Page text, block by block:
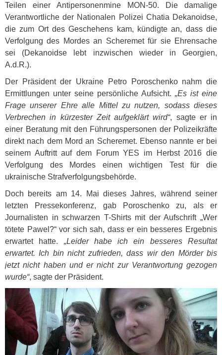
Teilen einer Antipersonenmine
MON-50. Die damalige
Verantwortliche der Nationalen Polizei Chatia Dekanoidse,
die zum Ort des Geschehens kam, kündigte an, dass die
Verfolgung des Mordes an Scheremet für sie Ehrensache
sei (Dekanoidse lebt inzwischen wieder in Georgien,
A.d.R.).
Der Präsident der Ukraine Petro Poroschenko nahm die
Ermittlungen unter seine persönliche Aufsicht. „Es ist eine
Frage unserer Ehre alle Mittel zu nutzen, sodass dieses
Verbrechen in kürzester Zeit aufgeklärt wird“, sagte er in
einer Beratung mit den Führungspersonen der Polizeikräfte
direkt nach dem Mord an Scheremet. Ebenso nannte er bei
seinem Auftritt auf dem ForumYES im Herbst 2016 die
Verfolgung des Mordes einen wichtigen Test für die
ukrainische Strafverfolgungsbehörde.
Doch bereits am 14. Mai dieses Jahres, während seiner
letzten Pressekonferenz, gab Poroschenko zu, als er
Journalisten in schwarzen T-Shirts mit der Aufschrift „Wer
tötete Pawel?“ vor sich sah, dass er ein besseres Ergebnis
erwartet hatte. „Leider habe ich ein besseres Resultat
erwartet. Ich bin nicht zufrieden, dass wir den Mörder bis
jetzt nicht haben und er nicht zur Verantwortung gezogen
wurde“, sagte der Präsident.